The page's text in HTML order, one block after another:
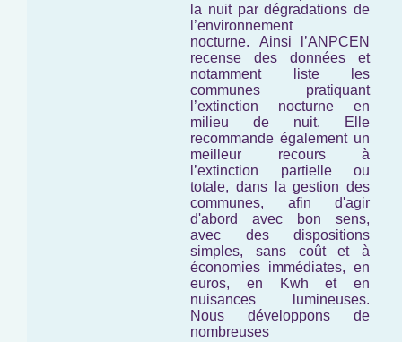
la nuit par dégradations de
l’environnement
nocturne. Ainsi l’ANPCEN
recense des données et
notamment liste les
communes pratiquant
l’extinction nocturne en
milieu de nuit. Elle
recommande également un
meilleur recours à
l’extinction partielle ou
totale, dans la gestion des
communes, afin d'agir
d'abord avec bon sens,
avec des dispositions
simples, sans coût et à
économies immédiates, en
euros, en Kwh et en
nuisances lumineuses.
Nous développons de
nombreuses